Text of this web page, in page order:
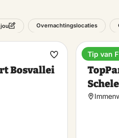
Overnachtingslocaties
Bosvallei
Maak
favoriet
Tip van